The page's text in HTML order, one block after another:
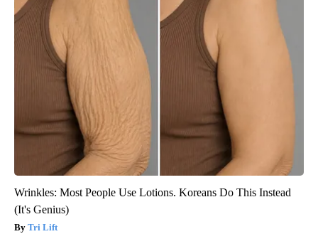
Wrinkles: Most People Use Lotions. Koreans Do This Instead
(It's Genius)
Tri Lift